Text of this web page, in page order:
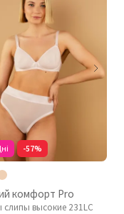
-57%
комфорт Pro
слипы высокие 231LC